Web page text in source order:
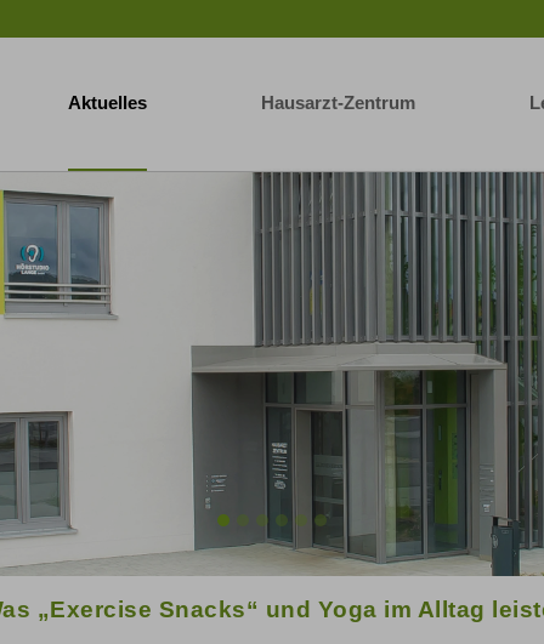
Aktuelles Hausarzt-Zentrum
„Exercise Snacks“ und Yoga im Alltag